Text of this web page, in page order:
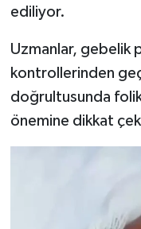
ediliyor.
Uzmanlar, gebelik
kontrollerinden
doğrultusunda folik
önemine dikkat